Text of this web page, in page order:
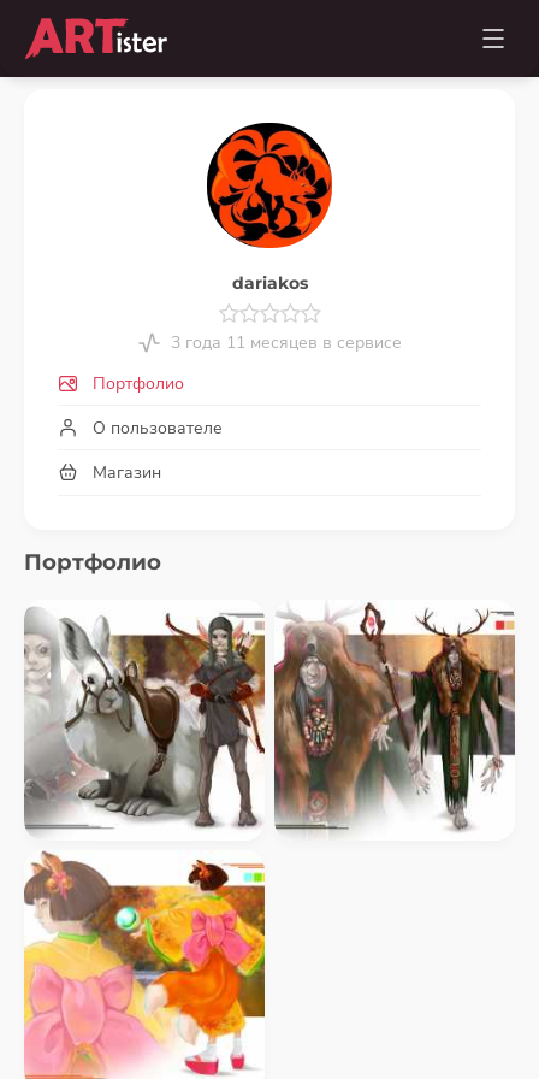
dariakos
3 года 11 месяцев в сервисе
Портфолио
О пользователе
Магазин
Портфолио